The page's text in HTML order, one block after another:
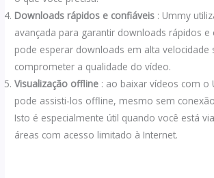
Downloads rápidos e confiáveis : Ummy
avançada para garantir downloads rápidos e
pode esperar downloads em alta velocidade
comprometer a qualidade do vídeo.
Visualização offline : ao baixar vídeos com o
pode assisti-los offline, mesmo sem
Isto é especialmente útil quando você está
áreas com acesso limitado à Internet.